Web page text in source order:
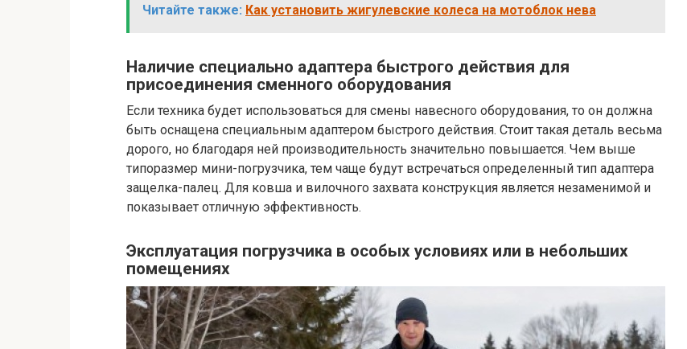
Читайте также: Как установить жигулевские колеса на мотоблок нева
Наличие специально адаптера быстрого действия для
присоединения сменного оборудования
Если техника будет использоваться для смены навесного оборудования, то он должна
быть оснащена специальным адаптером быстрого действия. Стоит такая деталь весьма
дорого, но благодаря ней производительность значительно повышается. Чем выше
типоразмер мини-погрузчика, тем чаще будут встречаться определенный тип адаптера
защелка-палец. Для ковша и вилочного захвата конструкция является незаменимой и
показывает отличную эффективность.
Эксплуатация погрузчика в особых условиях или в небольших
помещениях